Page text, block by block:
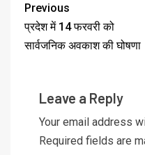
Previous
प्रदेश में 14 फरवरी को
सार्वजनिक अवकाश की घोषणा
Leave a Reply
Your email address
Required fields are